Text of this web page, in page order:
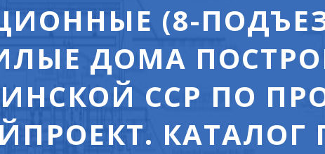
(8-
ДОМА
ССР ПО
КАТАЛОГ